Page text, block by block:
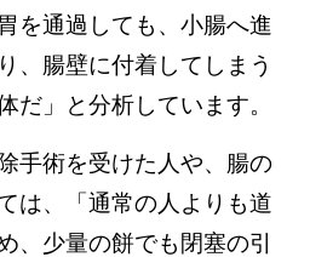
を通過しても、小腸へ進
、腸壁に付着してしまう
だ」と分析しています。
手術を受けた人や、腸の
は、「通常の人よりも道
、少量の餅でも閉塞の引